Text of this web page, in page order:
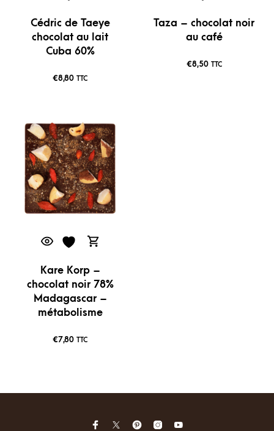
Cédric de Taeye
chocolat au lait
Cuba 60%
€8,80 TTC
Taza – chocolat noir
au café
€8,50 TTC
Kare Korp –
chocolat noir 78%
Madagascar –
métabolisme
€7,80 TTC